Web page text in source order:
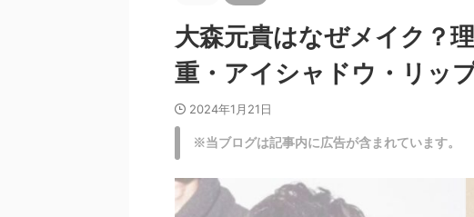
大森元貴はなぜメイク？
重・アイシャドウ・リッ
2024年1月21日
※当ブログは記事内に広告が含まれています。